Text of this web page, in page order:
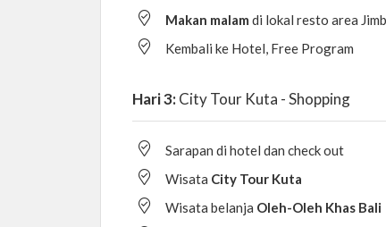
Makan malam di lokal resto area
Kembali ke Hotel, Free Program
Hari 3:City Tour Kuta - Shopping
Sarapan di hotel dan check out
Wisata City Tour Kuta
Wisata belanja Oleh-Oleh Khas Bali